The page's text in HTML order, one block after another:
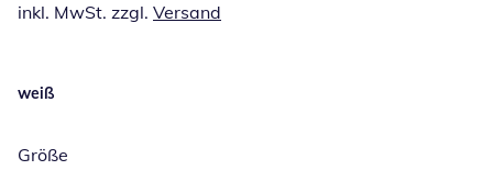
inkl. MwSt. zzgl. Versand
weiß
Größe